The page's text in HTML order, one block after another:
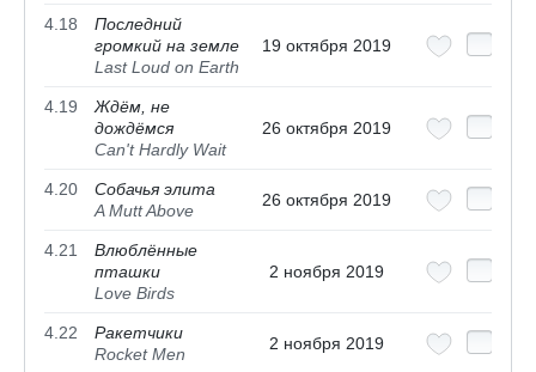
4.18
Последний
громкий на земле
Last Loud on Earth
19 октября 2019
4.19
Ждём, не
дождёмся
Can't Hardly Wait
26 октября 2019
4.20
Собачья элита
A Mutt Above
26 октября 2019
4.21
Влюблённые
пташки
Love Birds
2 ноября 2019
4.22
Ракетчики
Rocket Men
2 ноября 2019